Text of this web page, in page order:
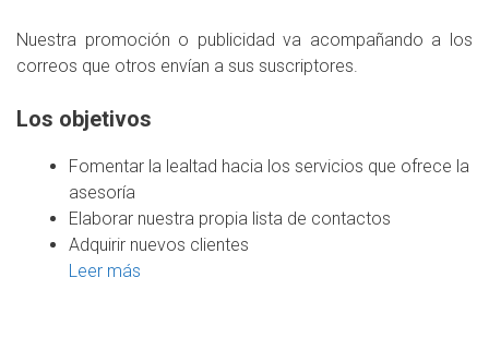
Nuestra promoción o publicidad va acompañando a los
correos que otros envían a sus suscriptores.
Los objetivos
Fomentar la lealtad hacia los servicios que ofrece la
asesoría
Elaborar nuestra propia lista de contactos
Adquirir nuevos clientes
Leer más